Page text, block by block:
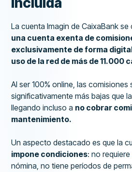
La cuenta Imagin de CaixaBank
una cuenta exenta de
exclusivamente de forma
uso de la red de más de 11.000
Al ser 100% online, las comisiones
significativamente más bajas que
llegando incluso a no cobrar
mantenimiento.
Un aspecto destacado es que la
impone condiciones: no
nómina, no tiene períodos de